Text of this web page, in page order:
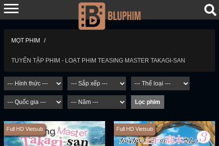
MỌT PHIM
TUYỂN TẬP PHIM - LOẠT PHIM TEASING MASTER TAKAGI-SAN
Full HD Vietsub Full HD Vietsub